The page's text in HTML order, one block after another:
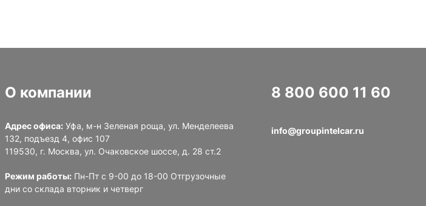
О компании
Адрес офиса: Уфа, м-н Зеленая роща, ул. Менделеева
132, подъезд 4, офис 107
119530, г. Москва, ул. Очаковское шоссе, д. 28 ст.2
Режим работы: Пн-Пт с 9-00 до 18-00 Отгрузочные
дни со склада вторник и четверг
8 800 600 11 60
info@groupintelcar.ru